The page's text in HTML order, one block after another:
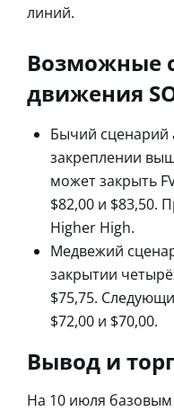
линий.
Возможные
движения
Бычий сценарий
закреплении
может закрыть
$82,00 и $83,50.
Higher High.
Медвежий
закрытии
$75,75.
$72,00 и $70,00.
Вывод и
На 10 июля базовым